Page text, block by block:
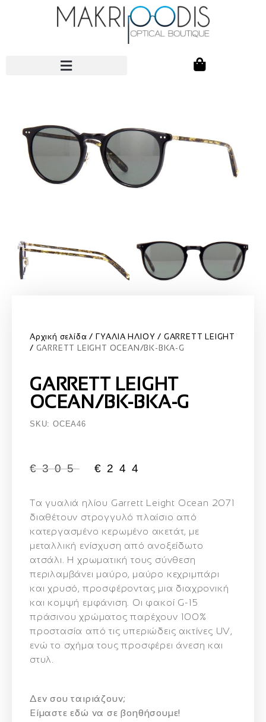
Αρχική σελίδα ΓΥΑΛΙΑ ΗΛΙΟΥ
GARRETT LEIGHT
GARRETT LEIGHT OCEAN/BK-BKA-G
GARRETT LEIGHT
OCEAN/BK-BKA-G
SKU: OCEA46
€305 € 244
Τα γυαλιά ηλίου Garrett Leight Ocean 2071
διαθέτουν στρογγυλό πλαίσιο από
κατεργασμένο κερωμένο ακετάτ, με
μεταλλική ενίσχυση από ανοξείδωτο
ατσάλι. Η χρωματική τους σύνθεση
περιλαμβάνει μαύρο, μαύρο κεχριμπάρι
και χρυσό, προσφέροντας μια διαχρονική
και κομψή εμφάνιση. Οι φακοί G-15
πράσινου χρώματος παρέχουν 100%
προστασία από τις υπεριώδεις ακτίνες UV,
ενώ το σχήμα τους προσφέρει άνεση και
στυλ.
Δεν σου ταιριάζουν;
Eίμαστε εδώ να σε βοηθήσουμε!